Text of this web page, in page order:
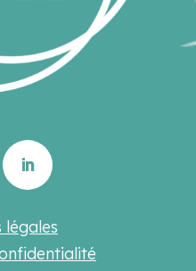
légales